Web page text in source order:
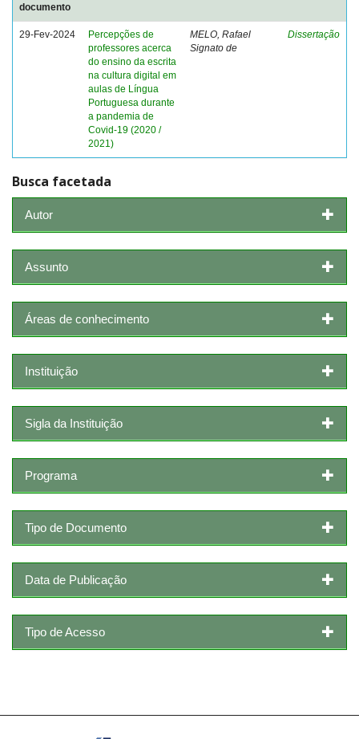
documento
29-Fev-2024
Percepções de
professores acerca
do ensino da escrita
na cultura digital em
aulas de Língua
Portuguesa durante
a pandemia de
Covid-19 (2020 /
2021)
MELO, Rafael
Signato de
Dissertação
Busca facetada
Autor
Assunto
Áreas de conhecimento
Instituição
Sigla da Instituição
Programa
Tipo de Documento
Data de Publicação
Tipo de Acesso